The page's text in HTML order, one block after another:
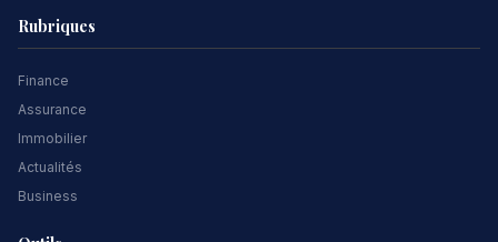
Rubriques
Finance
Assurance
Immobilier
Actualités
Business